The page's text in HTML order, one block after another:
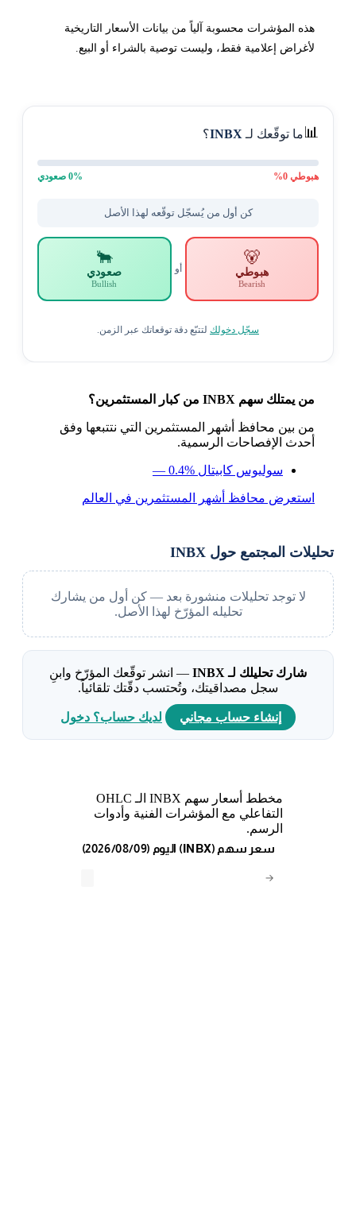
هذه المؤشرات محسوبة آلياً من بيانات الأسعار التاريخية
لأغراض إعلامية فقط، وليست توصية بالشراء أو البيع.
📊ما توقّعك لـINBX؟
هبوطي0
%
0% صعودي
كن أول من يُسجّل توقّعه لهذا الأصل
🐻
هبوطي
Bearish
أو
🐂
صعودي
Bullish
سجّل دخولكلتتبّع دقة توقعاتك عبر الزمن.
من يمتلك سهم INBX من كبار المستثمرين؟
من بين محافظ أشهر المستثمرين التي نتتبعها وفق
أحدث الإفصاحات الرسمية.
سوليوس كابيتال — 0.4%
استعرض محافظ أشهر المستثمرين في العالم
تحليلات المجتمع حول INBX
لا توجد تحليلات منشورة بعد — كن أول من يشارك
تحليله المؤرّخ لهذا الأصل.
شارك تحليلك لـ INBX
— انشر توقّعك المؤرّخ وابنِ
سجل مصداقيتك، وتُحتسب دقّتك تلقائياً.
إنشاء حساب مجاني لديك حساب؟ دخول
مخطط أسعار سهم INBX الـ OHLC
التفاعلي مع المؤشرات الفنية وأدوات
الرسم.
→
(2026/08/09) اليوم (INBX) سعر سهم